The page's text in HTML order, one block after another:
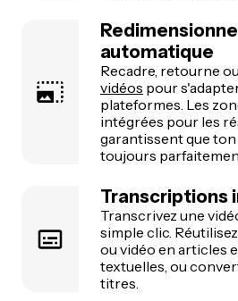
automatique
Recadre, retourne ou
vidéos pour
plateformes. Les
intégrées pour les
garantissent que
toujours
Transcriptions
Transcrivez une
simple clic.
ou vidéo en articles
textuelles, ou
titres.